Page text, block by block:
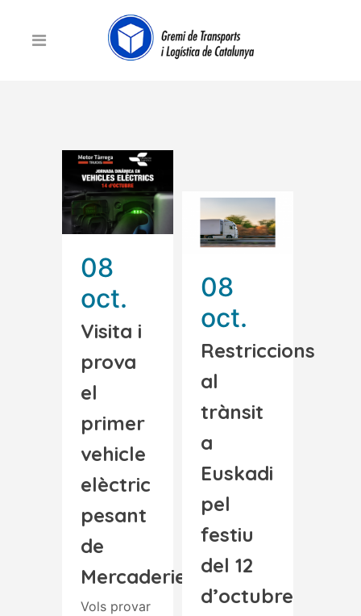
08
oct.
Visita i
prova
el
primer
vehicle
elèctric
pesant
de
Mercaderies
Vols provar
08
oct.
Restriccions
al
trànsit
a
Euskadi
pel
festiu
del 12
d’octubre